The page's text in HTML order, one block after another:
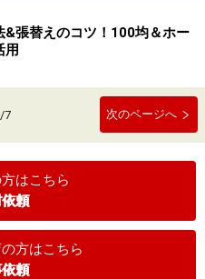
&張替えのコツ！100均＆ホー
用
/7 次のページへ
はこちら
頼
方はこちら
頼